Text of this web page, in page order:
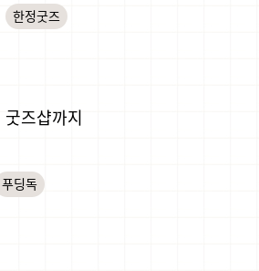
한정굿즈
즈샵까지
푸딩독